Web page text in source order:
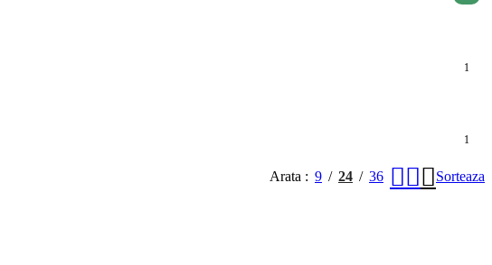
1
1
Arata 9 24 36 Sorteaza